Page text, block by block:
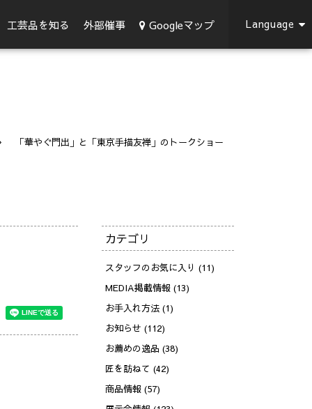
工芸品を知る 外部催事 Googleマップ Language
「華やぐ門出」と「東京手描友禅」のトークショー
カテゴリ
スタッフのお気に入り (11)
MEDIA掲載情報 (13)
お手入れ方法 (1)
お知らせ (112)
お薦めの逸品 (38)
匠を訪ねて (42)
商品情報 (57)